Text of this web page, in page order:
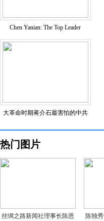
Chen Yanian: The Top Leader
大革命时期蒋介石最害怕的中共
热门图片
丝绸之路新闻社理事长陈恩
陈独